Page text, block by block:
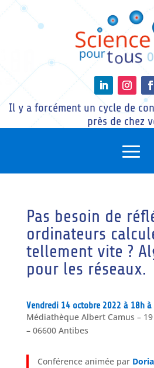
Il y a forcément un cycle de
près de chez
Pas besoin de
ordinateurs
tellement vite ?
pour les réseaux.
Vendredi 14 octobre 2022 à 18h à
Médiathèque Albert Camus –
– 06600 Antibes
Conférence animée par